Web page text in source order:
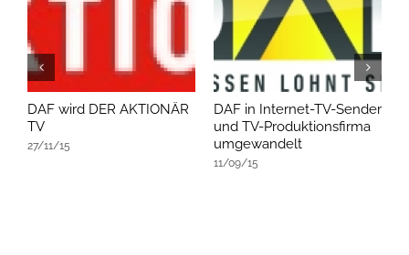
DAF wird DER AKTIONÄR
TV
27/11/15
DAF in Internet-TV-Sender
und TV-Produktionsfirma
umgewandelt
11/09/15